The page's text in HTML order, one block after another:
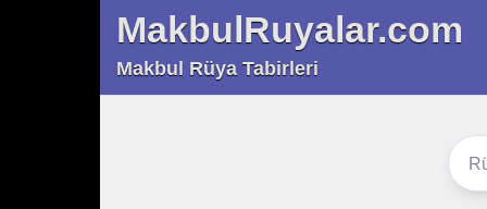
MakbulRuyalar.com
Makbul Rüya Tabirleri